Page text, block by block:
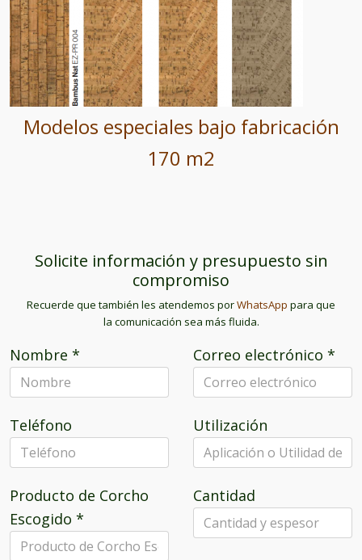
Modelos especiales bajo fabricación
170 m2
Solicite información y presupuesto sin
compromiso
Recuerde que también les atendemos porWhatsApp para que
la comunicación sea más fluida.
Nombre * Correo electrónico *
Teléfono Utilización
Producto de Corcho
Escogido *
Cantidad